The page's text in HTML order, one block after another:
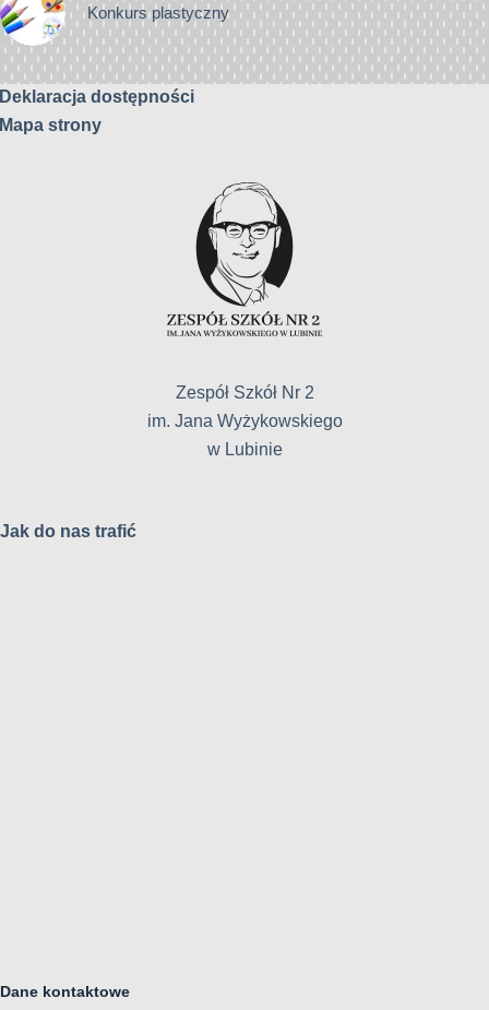
Konkurs plastyczny
Deklaracja dostępności
Mapa strony
Zespół Szkół Nr 2
im. Jana Wyżykowskiego
w Lubinie
Jak do nas trafić
Dane kontaktowe